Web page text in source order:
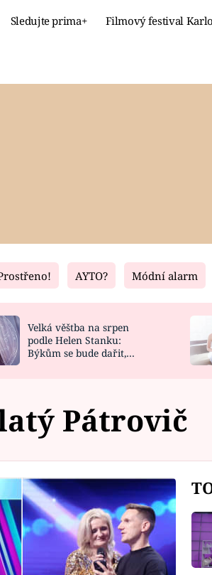
Sledujte prima+ Filmový festival
Living
DESIGN
AYTO? Módní alarm
Velká věštba na srpen
podle Helen Stanku:
Býkům se bude dařit,
Pátrovič